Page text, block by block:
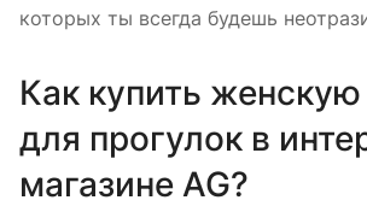
которых ты всегда будешь
Как купить
для прогулок в
магазине AG?